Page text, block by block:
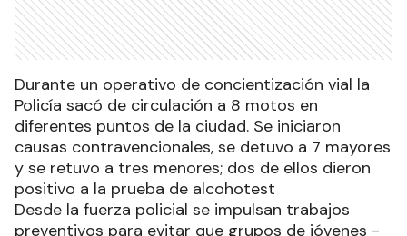
Durante un operativo de concientización vial la
Policía sacó de circulación a 8 motos en
diferentes puntos de la ciudad. Se iniciaron
causas contravencionales, se detuvo a 7 mayores
y se retuvo a tres menores; dos de ellos dieron
positivo a la prueba de alcohotest
Desde la fuerza policial se impulsan trabajos
preventivos para evitar que grupos de jóvenes -